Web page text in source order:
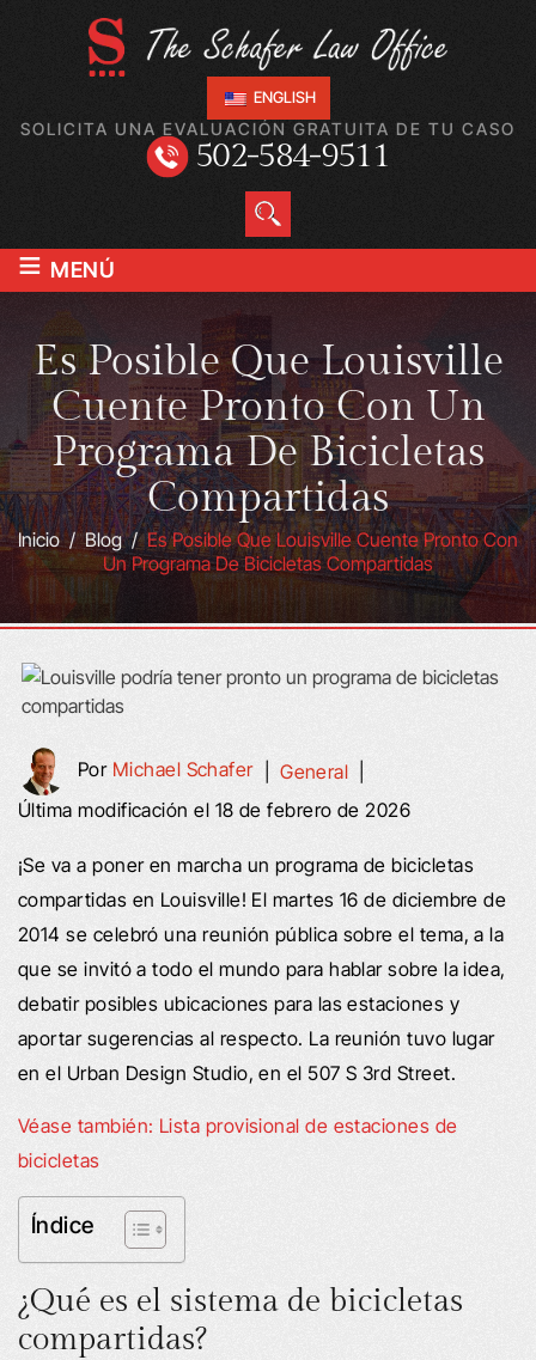
ENGLISH
SOLICITA UNA EVALUACIÓN GRATUITA DE TU CASO
502-584-9511
≡ MENÚ
Es Posible Que Louisville
Cuente Pronto Con Un
Programa De Bicicletas
Compartidas
Inicio/Blog/Es Posible Que Louisville Cuente Pronto Con
Un Programa De Bicicletas Compartidas
Por Michael Schafer|General
Última modificación el 18 de febrero de 2026
¡Se va a poner en marcha un programa de bicicletas
compartidas en Louisville! El martes 16 de diciembre de
2014 se celebró una reunión pública sobre el tema, a la
que se invitó a todo el mundo para hablar sobre la idea,
debatir posibles ubicaciones para las estaciones y
aportar sugerencias al respecto. La reunión tuvo lugar
en el Urban Design Studio, en el 507 S 3rd Street.
Véase también: Lista provisional de estaciones de
bicicletas
Índice
¿Qué es el sistema de bicicletas
compartidas?